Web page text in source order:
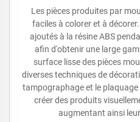
Les pièces produites par
faciles à colorer et à
ajoutés à la résine ABS
afin d'obtenir une large
surface lisse des pièces
diverses techniques de
tampographage et le
créer des produits
augmentant ainsi